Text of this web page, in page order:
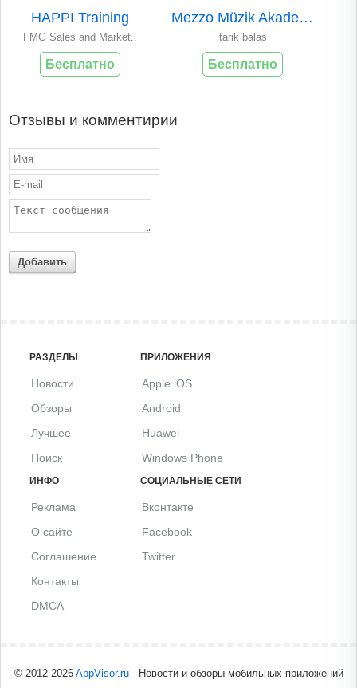
HAPPI Training
FMG Sales and Market..
Бесплатно
Mezzo Müzik Akadem..
tarik balas
Бесплатно
Отзывы и комментирии
Добавить
РАЗДЕЛЫ
Новости
Обзоры
Лучшее
Поиск
ПРИЛОЖЕНИЯ
Apple iOS
Android
Huawei
Windows Phone
ИНФО
Реклама
О сайте
Соглашение
Контакты
DMCA
СОЦИАЛЬНЫЕ СЕТИ
Вконтакте
Facebook
Twitter
© 2012-2026 AppVisor.ru- Новости и обзоры мобильных приложений